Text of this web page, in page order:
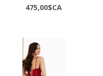
475,00$CA